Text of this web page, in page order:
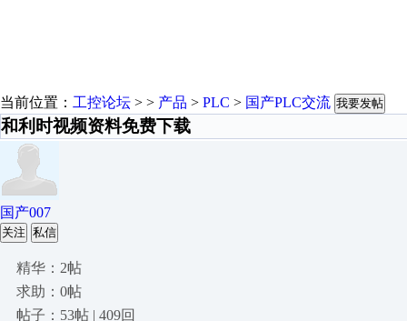
当前位置： 工控论坛 > > 产品 > PLC > 国产PLC交流 我要发帖
和利时视频资料免费下载
国产007
关注 私信
精华：2帖
求助：0帖
帖子：53帖 | 409回